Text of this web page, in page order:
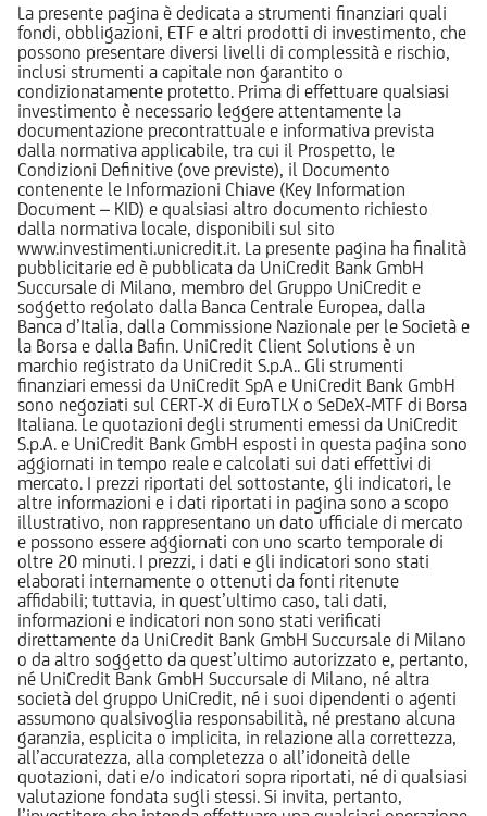
La presente pagina è dedicata a strumenti finanziari quali
fondi, obbligazioni, ETF e altri prodotti di investimento, che
possono presentare diversi livelli di complessità e rischio,
inclusi strumenti a capitale non garantito o
condizionatamente protetto. Prima di effettuare qualsiasi
investimento è necessario leggere attentamente la
documentazione precontrattuale e informativa prevista
dalla normativa applicabile, tra cui il Prospetto, le
Condizioni Definitive (ove previste), il Documento
contenente le Informazioni Chiave (Key Information
Document – KID) e qualsiasi altro documento richiesto
dalla normativa locale, disponibili sul sito
www.investimenti.unicredit.it. La presente pagina ha finalità
pubblicitarie ed è pubblicata da UniCredit Bank GmbH
Succursale di Milano, membro del Gruppo UniCredit e
soggetto regolato dalla Banca Centrale Europea, dalla
Banca d’Italia, dalla Commissione Nazionale per le Società e
la Borsa e dalla Bafin. UniCredit Client Solutions è un
marchio registrato da UniCredit S.p.A.. Gli strumenti
finanziari emessi da UniCredit SpA e UniCredit Bank GmbH
sono negoziati sul CERT-X di EuroTLX o SeDeX-MTF di Borsa
Italiana. Le quotazioni degli strumenti emessi da UniCredit
S.p.A. e UniCredit Bank GmbH esposti in questa pagina sono
aggiornati in tempo reale e calcolati sui dati effettivi di
mercato. I prezzi riportati del sottostante, gli indicatori, le
altre informazioni e i dati riportati in pagina sono a scopo
illustrativo, non rappresentano un dato ufficiale di mercato
e possono essere aggiornati con uno scarto temporale di
oltre 20 minuti. I prezzi, i dati e gli indicatori sono stati
elaborati internamente o ottenuti da fonti ritenute
affidabili; tuttavia, in quest’ultimo caso, tali dati,
informazioni e indicatori non sono stati verificati
direttamente da UniCredit Bank GmbH Succursale di Milano
o da altro soggetto da quest’ultimo autorizzato e, pertanto,
né UniCredit Bank GmbH Succursale di Milano, né altra
società del gruppo UniCredit, né i suoi dipendenti o agenti
assumono qualsivoglia responsabilità, né prestano alcuna
garanzia, esplicita o implicita, in relazione alla correttezza,
all’accuratezza, alla completezza o all’idoneità delle
quotazioni, dati e/o indicatori sopra riportati, né di qualsiasi
valutazione fondata sugli stessi. Si invita, pertanto,